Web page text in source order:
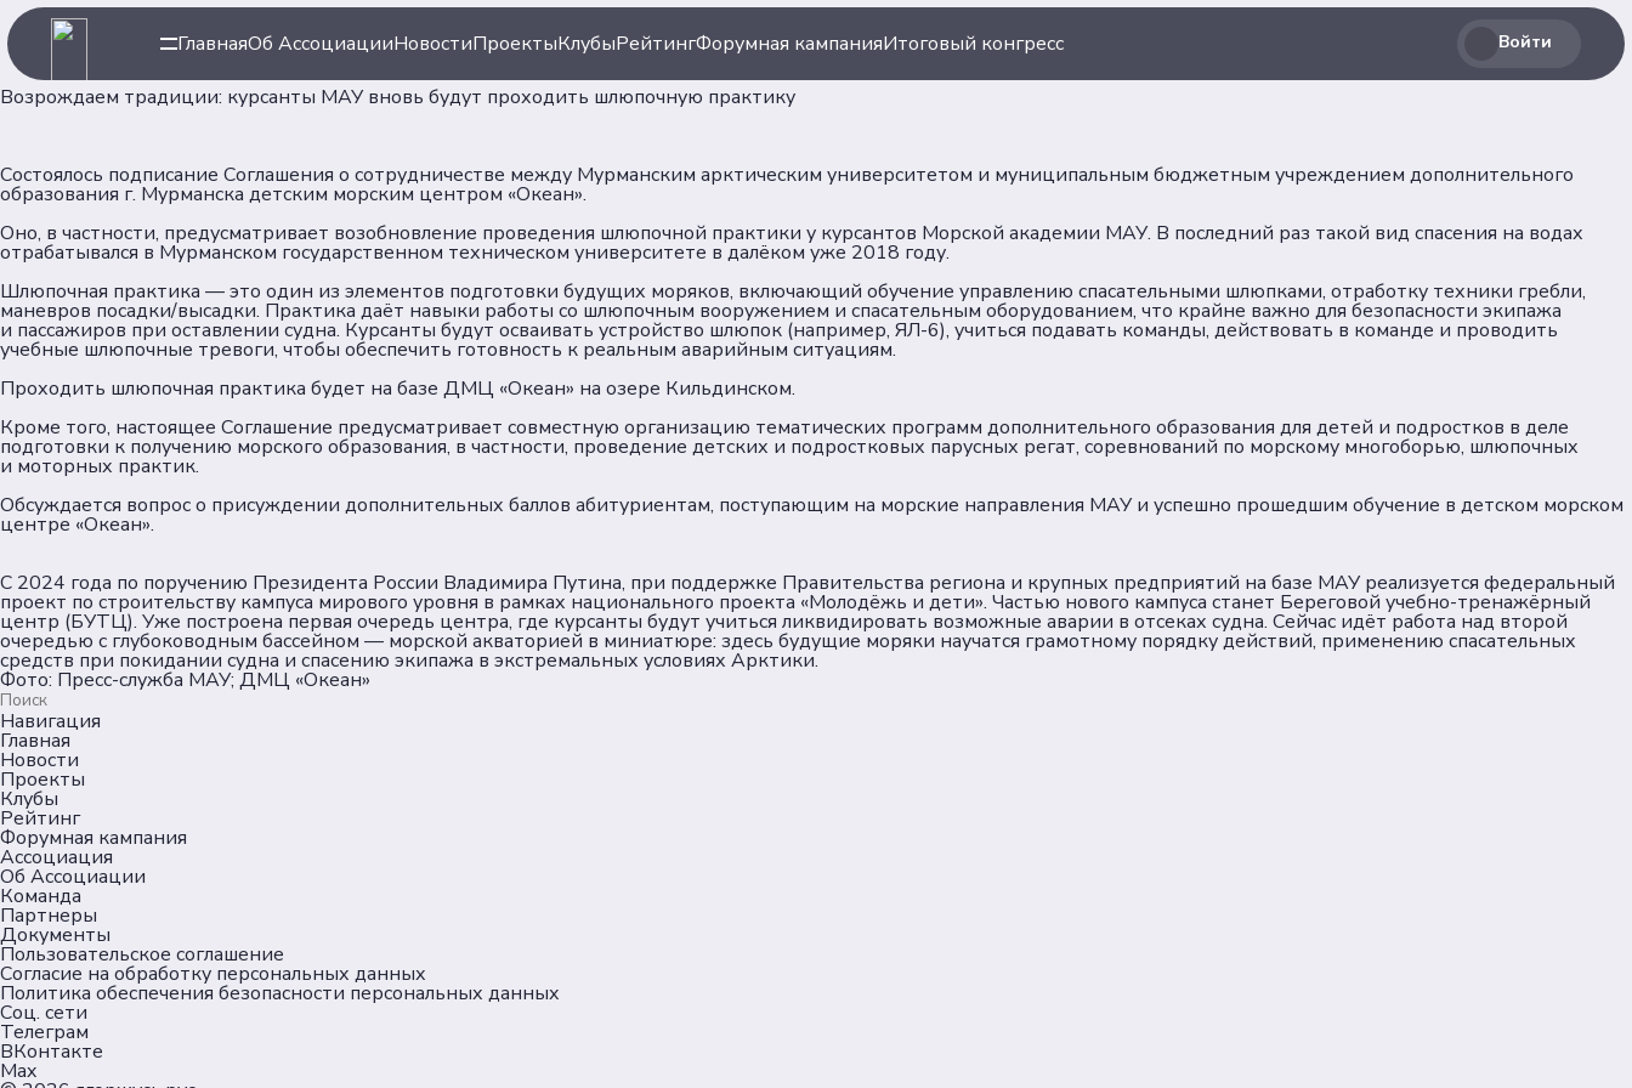
ГлавнаяОб АссоциацииНовостиПроектыКлубыРейтингФорумная кампанияИтоговый конгресс Войти
Возрождаем традиции: курсанты МАУ вновь будут проходить шлюпочную практику
Состоялось подписание Соглашения о сотрудничестве между Мурманским арктическим университетом и муниципальным бюджетным учреждением дополнительного
образования г. Мурманска детским морским центром «Океан».
Оно, в частности, предусматривает возобновление проведения шлюпочной практики у курсантов Морской академии МАУ. В последний раз такой вид спасения на водах
отрабатывался в Мурманском государственном техническом университете в далёком уже 2018 году.
Шлюпочная практика — это один из элементов подготовки будущих моряков, включающий обучение управлению спасательными шлюпками, отработку техники гребли,
маневров посадки/высадки. Практика даёт навыки работы со шлюпочным вооружением и спасательным оборудованием, что крайне важно для безопасности экипажа
и пассажиров при оставлении судна. Курсанты будут осваивать устройство шлюпок (например, ЯЛ-6), учиться подавать команды, действовать в команде и проводить
учебные шлюпочные тревоги, чтобы обеспечить готовность к реальным аварийным ситуациям.
Проходить шлюпочная практика будет на базе ДМЦ «Океан» на озере Кильдинском.
Кроме того, настоящее Соглашение предусматривает совместную организацию тематических программ дополнительного образования для детей и подростков в деле
подготовки к получению морского образования, в частности, проведение детских и подростковых парусных регат, соревнований по морскому многоборью, шлюпочных
и моторных практик.
Обсуждается вопрос о присуждении дополнительных баллов абитуриентам, поступающим на морские направления МАУ и успешно прошедшим обучение в детском морском
центре «Океан».
С 2024 года по поручению Президента России Владимира Путина, при поддержке Правительства региона и крупных предприятий на базе МАУ реализуется федеральный
проект по строительству кампуса мирового уровня в рамках национального проекта «Молодёжь и дети». Частью нового кампуса станет Береговой учебно-тренажёрный
центр (БУТЦ). Уже построена первая очередь центра, где курсанты будут учиться ликвидировать возможные аварии в отсеках судна. Сейчас идёт работа над второй
очередью с глубоководным бассейном — морской акваторией в миниатюре: здесь будущие моряки научатся грамотному порядку действий, применению спасательных
средств при покидании судна и спасению экипажа в экстремальных условиях Арктики.
Фото: Пресс-служба МАУ; ДМЦ «Океан»
Навигация
Главная
Новости
Проекты
Клубы
Рейтинг
Форумная кампания
Ассоциация
Об Ассоциации
Команда
Партнеры
Документы
Пользовательское соглашение
Согласие на обработку персональных данных
Политика обеспечения безопасности персональных данных
Соц. сети
Телеграм
ВКонтакте
Max